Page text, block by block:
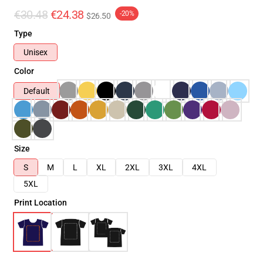
€30.48 €24.38 $26.50 -20%
Type
Unisex
Color
Default
Size
S
M L XL 2XL 3XL
4XL
5XL
Print Location